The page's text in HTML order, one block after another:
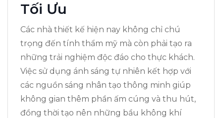
Tối Ưu
Các nhà thiết kế hiện nay không chỉ chú
trọng đến tính thẩm mỹ mà còn phải tạo ra
những trải nghiệm độc đáo cho thực khách.
Việc sử dụng ánh sáng tự nhiên kết hợp với
các nguồn sáng nhân tạo thông minh giúp
không gian thêm phần ấm cúng và thu hút,
đồng thời tạo nên những bầu không khí